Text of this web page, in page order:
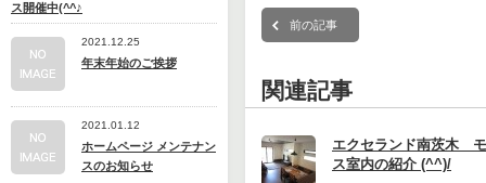
ス開催中(^^♪
2021.12.25
年末年始のご挨拶
2021.01.12
ホームページ メンテナン
スのお知らせ
前の記事
関連記事
エクセランド南茨木
ス室内の紹介 (^^)/